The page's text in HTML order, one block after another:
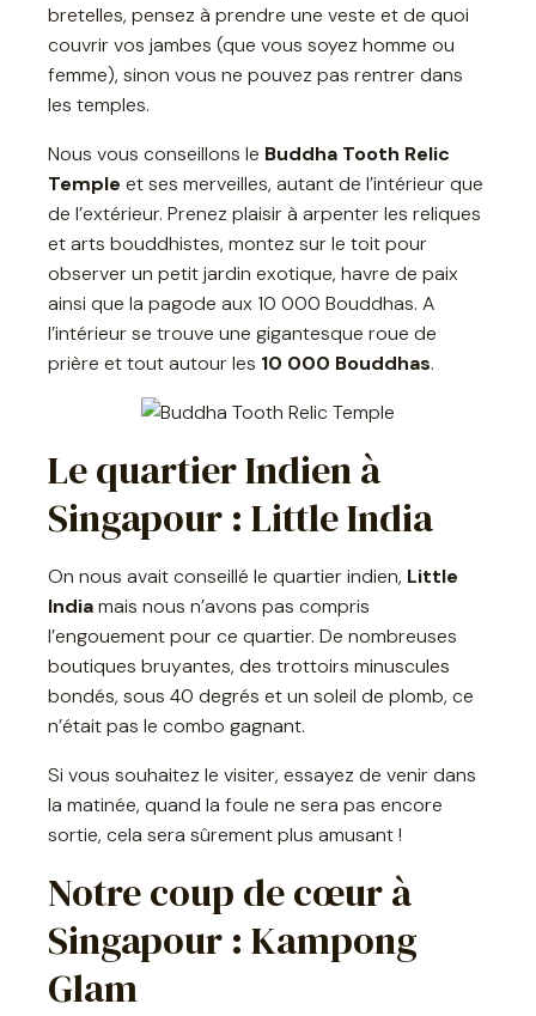
bretelles, pensez à prendre une veste et de quoi
couvrir vos jambes (que vous soyez homme ou
femme), sinon vous ne pouvez pas rentrer dans
les temples.
Nous vous conseillons le Buddha Tooth Relic
Temple et ses merveilles, autant de l’intérieur que
de l’extérieur. Prenez plaisir à arpenter les reliques
et arts bouddhistes, montez sur le toit pour
observer un petit jardin exotique, havre de paix
ainsi que la pagode aux 10 000 Bouddhas. A
l’intérieur se trouve une gigantesque roue de
prière et tout autour les 10 000 Bouddhas.
Le quartier Indien à
Singapour : Little India
On nous avait conseillé le quartier indien, Little
Indiamais nous n’avons pas compris
l’engouement pour ce quartier. De nombreuses
boutiques bruyantes, des trottoirs minuscules
bondés, sous 40 degrés et un soleil de plomb, ce
n’était pas le combo gagnant.
Si vous souhaitez le visiter, essayez de venir dans
la matinée, quand la foule ne sera pas encore
sortie, cela sera sûrement plus amusant !
Notre coup de cœur à
Singapour : Kampong
Glam